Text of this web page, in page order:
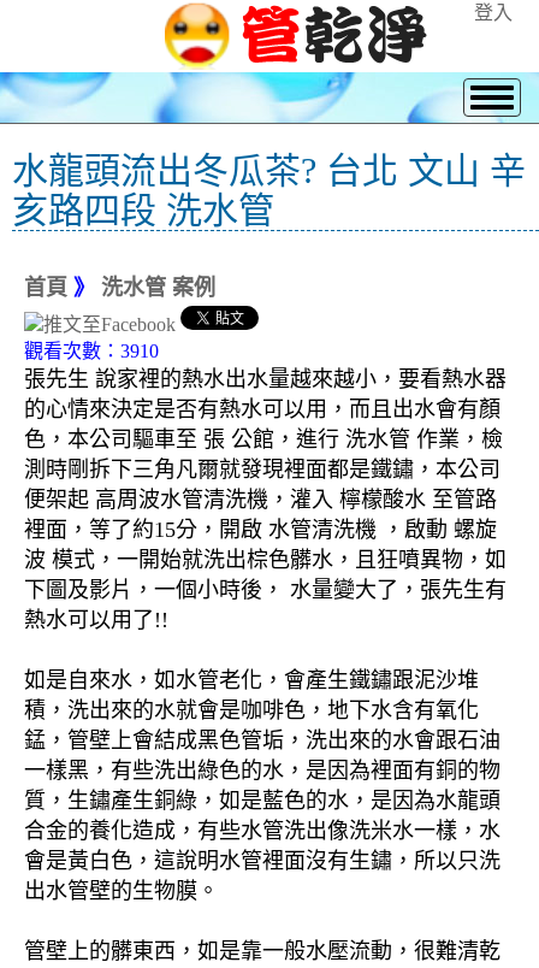
登入
水龍頭流出冬瓜茶? 台北 文山 辛
亥路四段 洗水管
首頁 》 洗水管 案例
觀看次數：3910
張先生 說家裡的熱水出水量越來越小，要看熱水器
的心情來決定是否有熱水可以用，而且出水會有顏
色，本公司驅車至 張 公館，進行 洗水管 作業，檢
測時剛拆下三角凡爾就發現裡面都是鐵鏽，本公司
便架起 高周波水管清洗機，灌入 檸檬酸水 至管路
裡面，等了約15分，開啟 水管清洗機 ，啟動 螺旋
波 模式，一開始就洗出棕色髒水，且狂噴異物，如
下圖及影片，一個小時後， 水量變大了，張先生有
熱水可以用了!!
如是自來水，如水管老化，會產生鐵鏽跟泥沙堆
積，洗出來的水就會是咖啡色，地下水含有氧化
錳，管壁上會結成黑色管垢，洗出來的水會跟石油
一樣黑，有些洗出綠色的水，是因為裡面有銅的物
質，生鏽產生銅綠，如是藍色的水，是因為水龍頭
合金的養化造成，有些水管洗出像洗米水一樣，水
會是黃白色，這說明水管裡面沒有生鏽，所以只洗
出水管壁的生物膜。
管壁上的髒東西，如是靠一般水壓流動，很難清乾